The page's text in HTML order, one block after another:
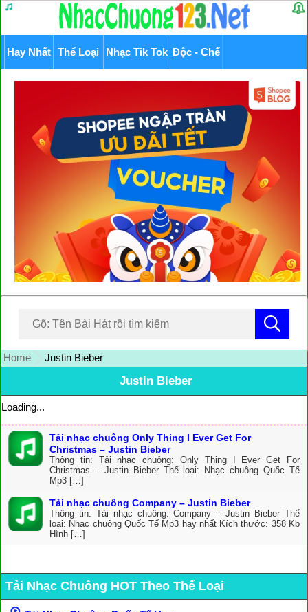
Hay Nhất Thể Loại Nhạc Tik Tok Độc - Chế
Home Justin Bieber
Justin Bieber
Loading...
Tải nhạc chuông Only Thing I Ever Get For
Christmas – Justin Bieber
Thông tin: Tải nhạc chuông: Only Thing I Ever Get For
Christmas – Justin Bieber Thể loại: Nhạc chuông Quốc Tế
Mp3 […]
Tải nhạc chuông Company – Justin Bieber
Thông tin: Tải nhạc chuông: Company – Justin Bieber Thể
loại: Nhạc chuông Quốc Tế Mp3 hay nhất Kích thước: 358 Kb
Hình […]
Tải Nhạc Chuông HOT Theo Thể Loại